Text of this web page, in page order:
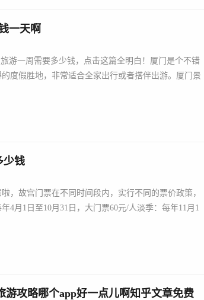
一天啊
游一周需要多少钱，点击这篇全明白！厦门是个不错
度假胜地，非常适合全家出行或者搭伴出游。厦门景
少钱
，故宫门票在不同时间段内，实行不同的票价政策，
4月1日至10月31日，大门票60元/人淡季：每年11月1
攻略哪个app好一点儿啊知乎文章免费